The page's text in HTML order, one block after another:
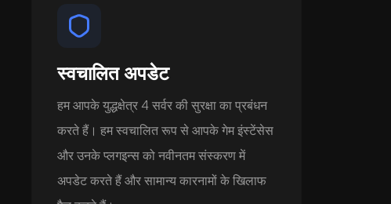
स्वचालित अपडेट
हम आपके युद्धक्षेत्र 4 सर्वर की सुरक्षा का प्रबंधन
करते हैं। हम स्वचालित रूप से आपके गेम इंस्टेंसेस
और उनके प्लगइन्स को नवीनतम संस्करण में
अपडेट करते हैं और सामान्य कारनामों के खिलाफ